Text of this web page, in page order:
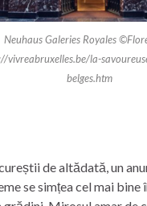
Neuhaus Galeries Royales
vivreabruxelles.be/la-
belges.htm
de altădată, un
se simțea cel mai